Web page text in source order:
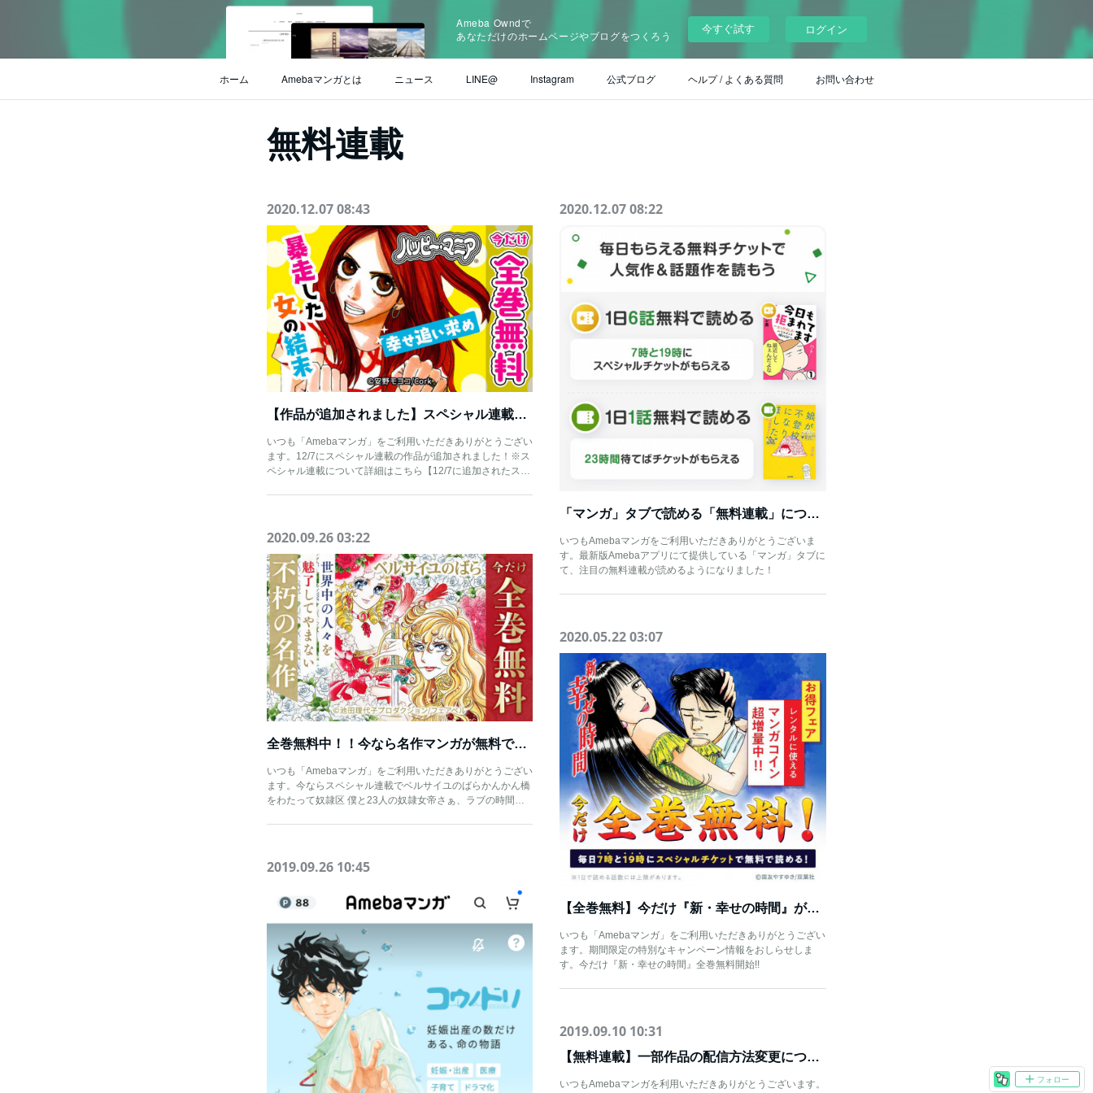
Ameba Owndで
あなただけのホームページやブログをつくろう
今すぐ試す ログイン
ホーム Amebaマンガとは ニュース LINE@ Instagram 公式ブログ ヘルプ / よくある質問 お問い合わせ
無料連載
2020.12.07 08:43
【作品が追加されました】スペシャル連載一覧【無料で一気読み！】
いつも「Amebaマンガ」をご利用いただきありがとうござい
ます。12/7にスペシャル連載の作品が追加されました！※ス
ペシャル連載について詳細はこちら【12/7に追加されたス…
2020.12.07 08:22
「マンガ」タブで読める「無料連載」について
いつもAmebaマンガをご利用いただきありがとうございま
す。最新版Amebaアプリにて提供している「マンガ」タブに
て、注目の無料連載が読めるようになりました！
2020.09.26 03:22
全巻無料中！！今なら名作マンガが無料で読める！
いつも「Amebaマンガ」をご利用いただきありがとうござい
ます。今ならスペシャル連載でベルサイユのばらかんかん橋
をわたって奴隷区 僕と23人の奴隷女帝さぁ、ラブの時間…
2020.05.22 03:07
【全巻無料】今だけ『新・幸せの時間』が全巻無料で読める！
いつも「Amebaマンガ」をご利用いただきありがとうござい
ます。期間限定の特別なキャンペーン情報をおしらせしま
す。今だけ『新・幸せの時間』全巻無料開始!!
2019.09.26 10:45
2019.09.10 10:31
【無料連載】一部作品の配信方法変更について
いつもAmebaマンガを利用いただきありがとうございます。
フォロー